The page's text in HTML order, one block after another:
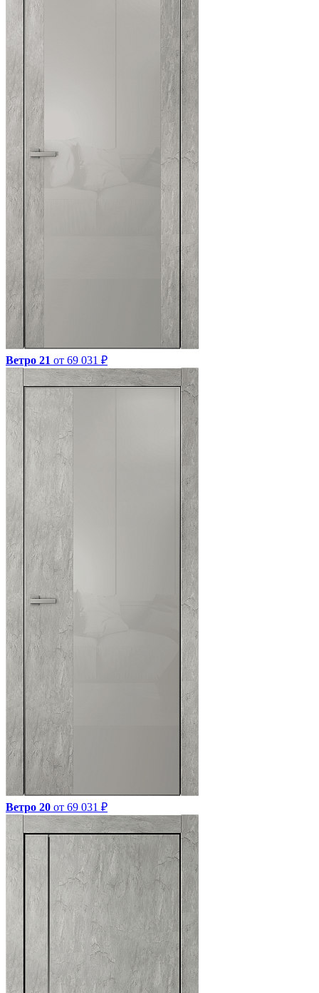
Ветро 21 от 69 031 ₽
Ветро 20 от 69 031 ₽